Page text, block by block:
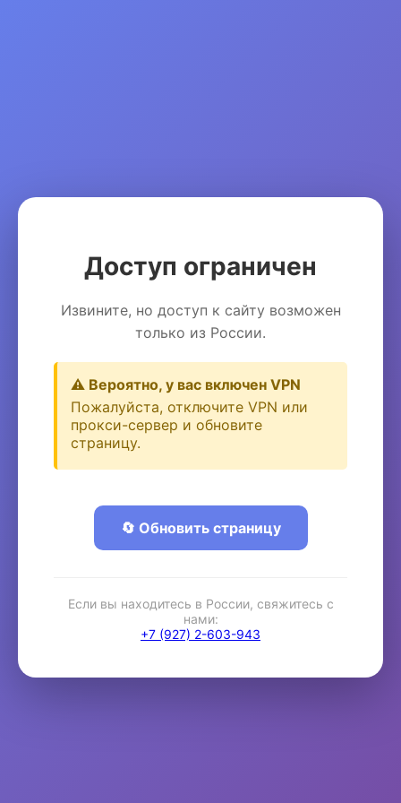
Доступ ограничен
Извините, но доступ к сайту возможен
только из России.
⚠️ Вероятно, у вас включен VPN
Пожалуйста, отключите VPN или
прокси-сервер и обновите
страницу.
🔄 Обновить страницу
Если вы находитесь в России, свяжитесь с
нами:
+7 (927) 2-603-943